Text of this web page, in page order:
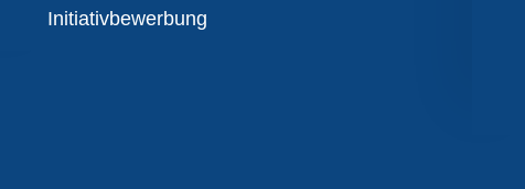
Initiativbewerbung